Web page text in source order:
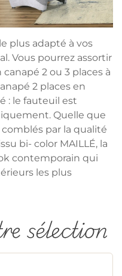
plus adapté à vos
Vous pourrez assortir
2 ou 3 places à
2 places en
: le fauteuil est
Quelle que
par la qualité
bi- color MAILLÉ, la
contemporain qui
les plus
sélection